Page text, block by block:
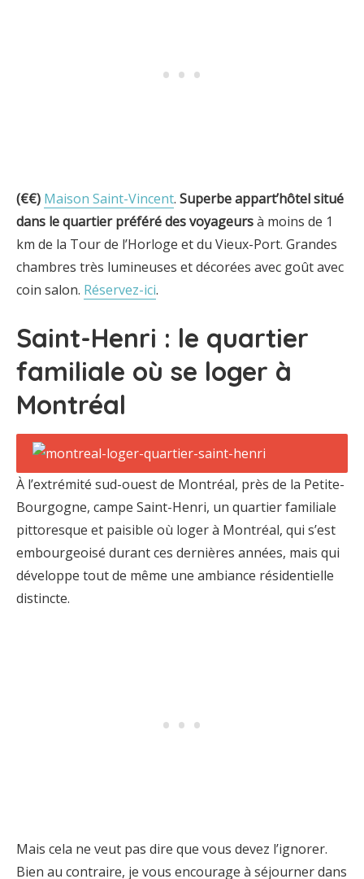
(€€) Maison Saint-Vincent. Superbe appart’hôtel situé
dans le quartier préféré des voyageursà moins de 1
km de la Tour de l’Horloge et du Vieux-Port. Grandes
chambres très lumineuses et décorées avec goût avec
coin salon. Réservez-ici.
Saint-Henri : le quartier
familiale où se loger à
Montréal
À l’extrémité sud-ouest de Montréal, près de la Petite-
Bourgogne, campe Saint-Henri, un quartier familiale
pittoresque et paisible où loger à Montréal, qui s’est
embourgeoisé durant ces dernières années, mais qui
développe tout de même une ambiance résidentielle
distincte.
Mais cela ne veut pas dire que vous devez l’ignorer.
Bien au contraire, je vous encourage à séjourner dans